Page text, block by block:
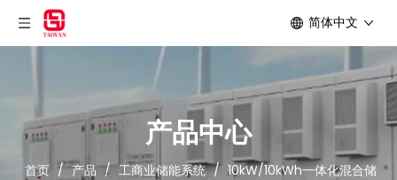
简体中文
产品中心
首页 / 产品 / 工商业储能系统 / 10kW/10kWh一体化混合储